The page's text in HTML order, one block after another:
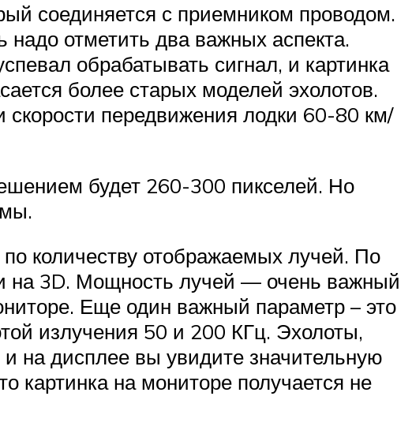
соединяется с приемником проводом.
надо отметить два важных аспекта.
обрабатывать сигнал, и картинка
более старых моделей эхолотов.
скорости передвижения лодки 60-80 км/
будет 260-300 пикселей. Но
количеству отображаемых лучей. По
на 3D. Мощность лучей — очень важный
Еще один важный параметр – это
излучения 50 и 200 КГц. Эхолоты,
на дисплее вы увидите значительную
картинка на мониторе получается не